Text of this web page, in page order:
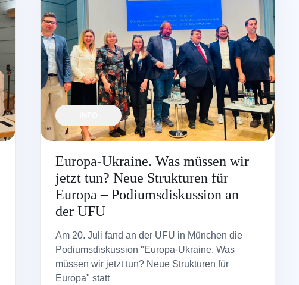
Europa-Ukraine. Was müssen wir
jetzt tun? Neue Strukturen für
Europa – Podiumsdiskussion an
der UFU
Am 20. Juli fand an der UFU in München die
Podiumsdiskussion "Europa-Ukraine. Was
müssen wir jetzt tun? Neue Strukturen für
Europa" statt